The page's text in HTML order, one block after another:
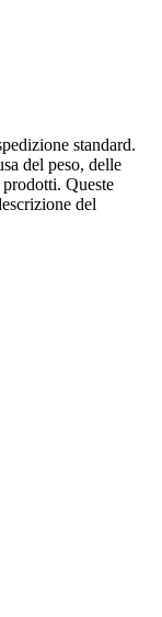
standard.
del peso, delle
Queste
del